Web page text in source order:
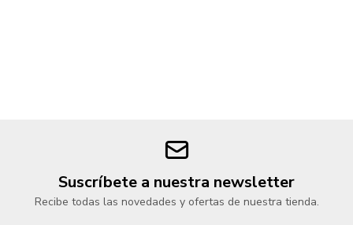
Suscríbete a nuestra newsletter
Recibe todas las novedades y ofertas de nuestra tienda.